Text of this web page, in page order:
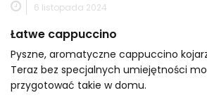
6 listopada 2024
Łatwe cappuccino
Pyszne, aromatyczne cappuccino
Teraz bez specjalnych umiejętności
przygotować takie w domu.